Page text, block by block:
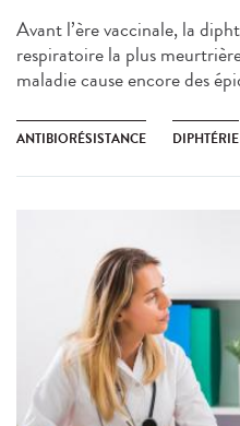
Avant l’ère vaccinale, la
respiratoire la plus
maladie cause encore des
ANTIBIORÉSISTANCE DIPHTÉRIE